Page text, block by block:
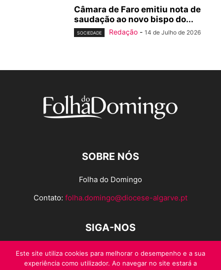
Câmara de Faro emitiu nota de
saudação ao novo bispo do...
SOCIEDADE Redação - 14 de Julho de 2026
SOBRE NÓS
Folha do Domingo
Contato: folha.domingo@diocese-algarve.pt
SIGA-NOS
Este site utiliza cookies para melhorar o desempenho e a sua
experiência como utilizador. Ao navegar no site estará a